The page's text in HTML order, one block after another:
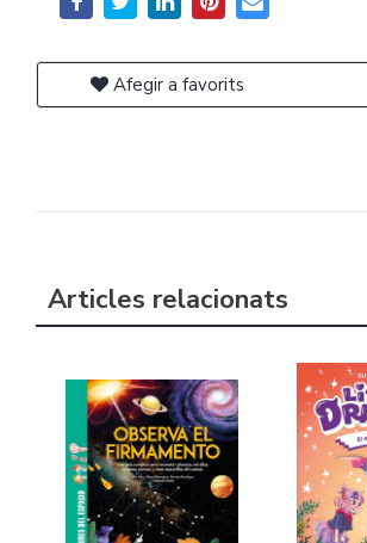
Afegir a favorits
Articles relacionats